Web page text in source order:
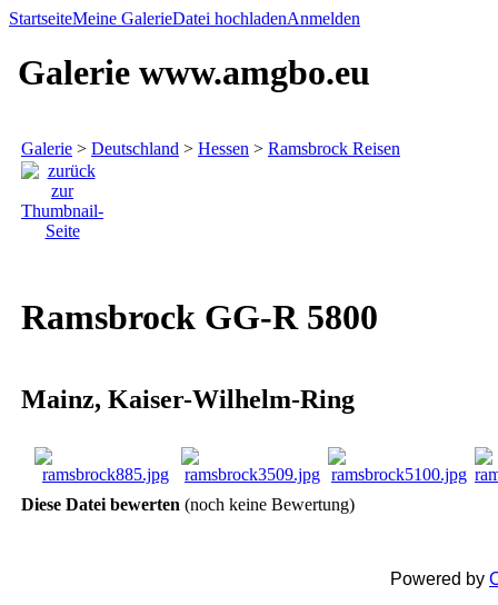
StartseiteMeine GalerieDatei hochladenAnmelden
Galerie www.amgbo.eu
Galerie > Deutschland > Hessen > Ramsbrock Reisen
Ramsbrock GG-R 5800
Mainz, Kaiser-Wilhelm-Ring
Diese Datei bewerten (noch keine Bewertung)
Powered by